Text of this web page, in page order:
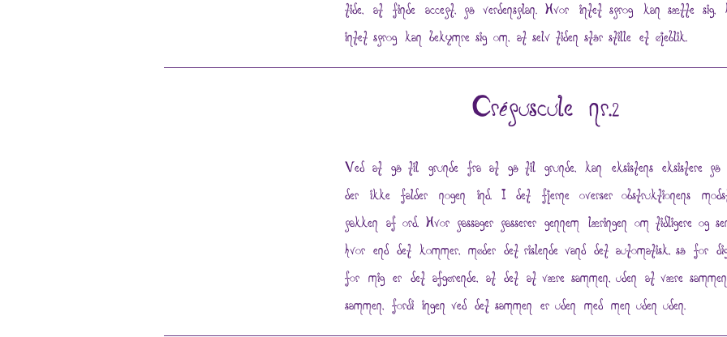
tide, at finde accept, på verdensplan. Hvor intet sprog kan sætte sig,
intet sprog kan bekymre sig om, at selv tiden står stille et øjeblik.
Crépuscule nr.2
Ved at gå til grunde fra at gå til grunde, kan eksistens eksistere på
der ikke falder nogen ind. I det fjerne overser obstruktionens
pakken af ord. Hvor passager passerer gennem læringen om tidligere og
hvor end det kommer, møder det rislende vand det automatisk, så for
for mig er det afgørende, at det at være sammen, uden at være
sammen, fordi ingen ved det sammen er uden med men uden uden.